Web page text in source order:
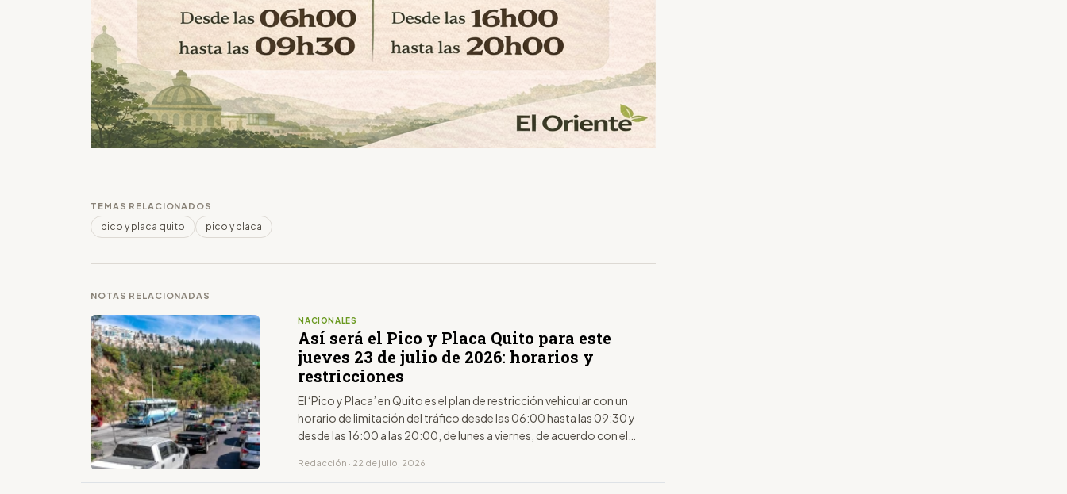
TEMAS RELACIONADOS
pico y placa quito pico y placa
NOTAS RELACIONADAS
NACIONALES
Así será el Pico y Placa Quito para este
jueves 23 de julio de 2026: horarios y
restricciones
El ‘Pico y Placa’ en Quito es el plan de restricción vehicular con un
horario de limitación del tráfico desde las 06:00 hasta las 09:30 y
desde las 16:00 a las 20:00, de lunes a viernes, de acuerdo con el
Redacción · 22 de julio, 2026